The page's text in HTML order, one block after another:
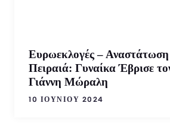
Ευρωεκλογές – Αναστάτωση
Πειραιά: Γυναίκα Έβρισε
Γιάννη Μώραλη
10 ΙΟΥΝΊΟΥ 2024